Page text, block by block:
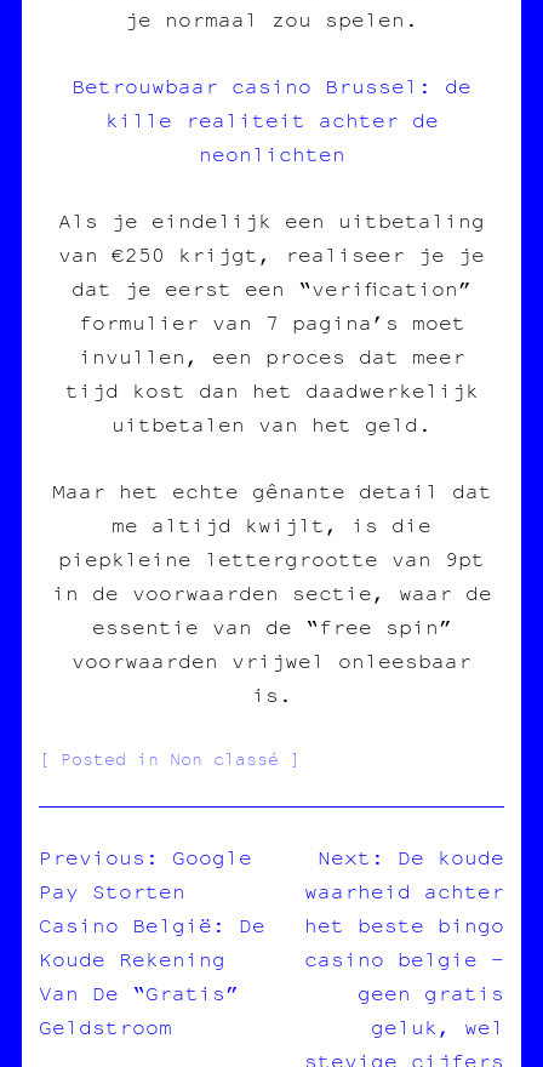
je normaal zou spelen.
Betrouwbaar casino Brussel: de
kille realiteit achter de
neonlichten
Als je eindelijk een uitbetaling
van €250 krijgt, realiseer je je
dat je eerst een “verification”
formulier van 7 pagina’s moet
invullen, een proces dat meer
tijd kost dan het daadwerkelijk
uitbetalen van het geld.
Maar het echte gênante detail dat
me altijd kwijlt, is die
piepkleine lettergrootte van 9pt
in de voorwaarden sectie, waar de
essentie van de “free spin”
voorwaarden vrijwel onleesbaar
is.
Posted in Non classé
NAVIGATION
DE
L’ARTICLE
Previous:
Google
Pay Storten
Casino België: De
Koude Rekening
Van De “Gratis”
Geldstroom
Next:
De koude
waarheid achter
het beste bingo
casino belgie –
geen gratis
geluk, wel
stevige cijfers